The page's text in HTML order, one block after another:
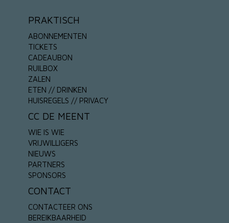
PRAKTISCH
ABONNEMENTEN
TICKETS
CADEAUBON
RUILBOX
ZALEN
ETEN // DRINKEN
HUISREGELS // PRIVACY
CC DE MEENT
WIE IS WIE
VRIJWILLIGERS
NIEUWS
PARTNERS
SPONSORS
CONTACT
CONTACTEER ONS
BEREIKBAARHEID